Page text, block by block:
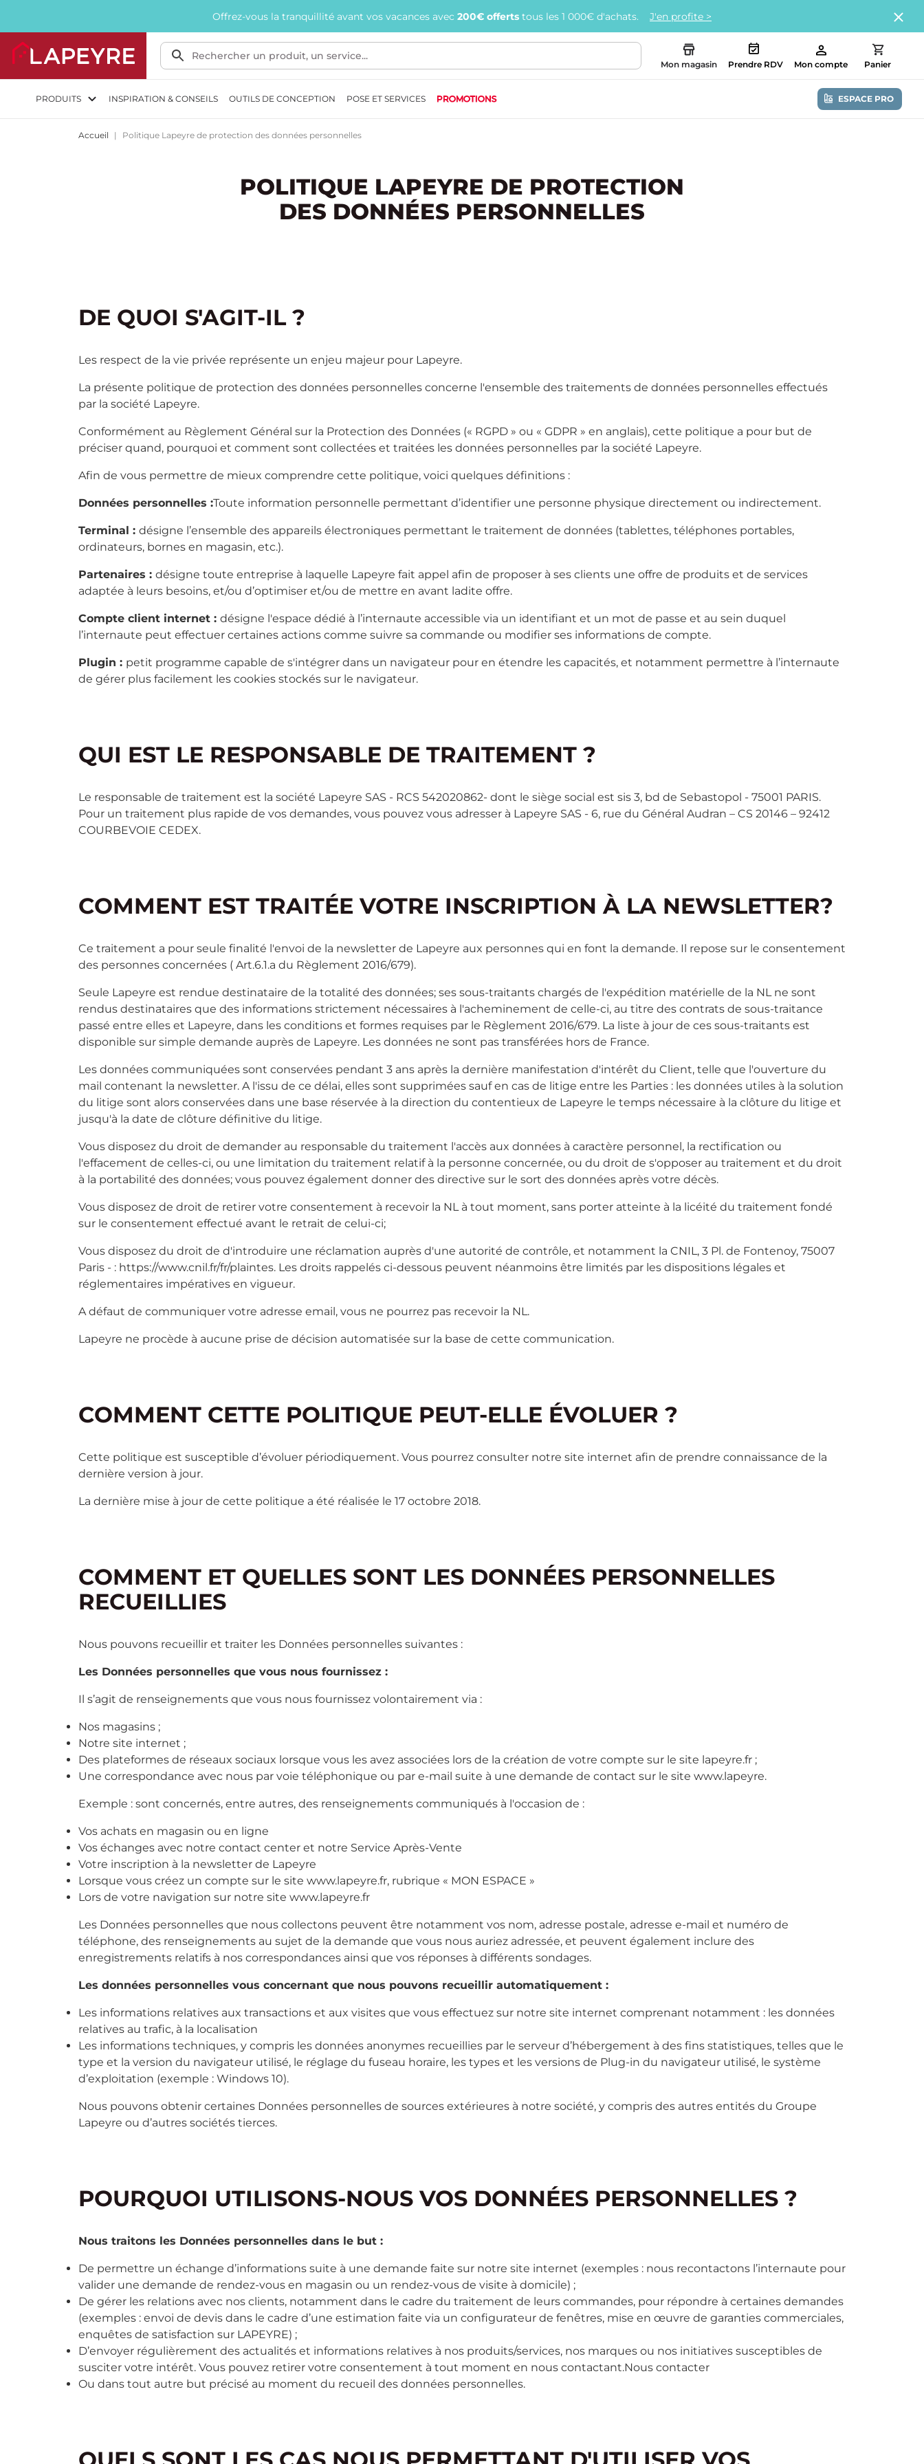
Offrez-vous la tranquillité avant vos vacances avec 200€ offerts tous les 1 000€ d'achats. J'en profite >
Mon magasin Prendre RDV Mon compte Panier
PRODUITS INSPIRATION & CONSEILS OUTILS DE CONCEPTION POSE ET SERVICES PROMOTIONS ESPACE PRO
Accueil Politique Lapeyre de protection des données personnelles
POLITIQUE LAPEYRE DE PROTECTION
DES DONNÉES PERSONNELLES
DE QUOI S'AGIT-IL ?
Les respect de la vie privée représente un enjeu majeur pour Lapeyre.
La présente politique de protection des données personnelles concerne l'ensemble des traitements de données personnelles effectués
par la société Lapeyre.
Conformément au Règlement Général sur la Protection des Données (« RGPD » ou « GDPR » en anglais), cette politique a pour but de
préciser quand, pourquoi et comment sont collectées et traitées les données personnelles par la société Lapeyre.
Afin de vous permettre de mieux comprendre cette politique, voici quelques définitions :
Données personnelles :Toute information personnelle permettant d’identifier une personne physique directement ou indirectement.
Terminal : désigne l’ensemble des appareils électroniques permettant le traitement de données (tablettes, téléphones portables,
ordinateurs, bornes en magasin, etc.).
Partenaires : désigne toute entreprise à laquelle Lapeyre fait appel afin de proposer à ses clients une offre de produits et de services
adaptée à leurs besoins, et/ou d’optimiser et/ou de mettre en avant ladite offre.
Compte client internet : désigne l'espace dédié à l’internaute accessible via un identifiant et un mot de passe et au sein duquel
l’internaute peut effectuer certaines actions comme suivre sa commande ou modifier ses informations de compte.
Plugin : petit programme capable de s'intégrer dans un navigateur pour en étendre les capacités, et notamment permettre à l’internaute
de gérer plus facilement les cookies stockés sur le navigateur.
QUI EST LE RESPONSABLE DE TRAITEMENT ?
Le responsable de traitement est la société Lapeyre SAS - RCS 542020862- dont le siège social est sis 3, bd de Sebastopol - 75001 PARIS.
Pour un traitement plus rapide de vos demandes, vous pouvez vous adresser à Lapeyre SAS - 6, rue du Général Audran – CS 20146 – 92412
COURBEVOIE CEDEX.
COMMENT EST TRAITÉE VOTRE INSCRIPTION À LA NEWSLETTER?
Ce traitement a pour seule finalité l'envoi de la newsletter de Lapeyre aux personnes qui en font la demande. Il repose sur le consentement
des personnes concernées ( Art.6.1.a du Règlement 2016/679).
Seule Lapeyre est rendue destinataire de la totalité des données; ses sous-traitants chargés de l'expédition matérielle de la NL ne sont
rendus destinataires que des informations strictement nécessaires à l'acheminement de celle-ci, au titre des contrats de sous-traitance
passé entre elles et Lapeyre, dans les conditions et formes requises par le Règlement 2016/679. La liste à jour de ces sous-traitants est
disponible sur simple demande auprès de Lapeyre. Les données ne sont pas transférées hors de France.
Les données communiquées sont conservées pendant 3 ans après la dernière manifestation d'intérêt du Client, telle que l'ouverture du
mail contenant la newsletter. A l'issu de ce délai, elles sont supprimées sauf en cas de litige entre les Parties : les données utiles à la solution
du litige sont alors conservées dans une base réservée à la direction du contentieux de Lapeyre le temps nécessaire à la clôture du litige et
jusqu'à la date de clôture définitive du litige.
Vous disposez du droit de demander au responsable du traitement l'accès aux données à caractère personnel, la rectification ou
l'effacement de celles-ci, ou une limitation du traitement relatif à la personne concernée, ou du droit de s'opposer au traitement et du droit
à la portabilité des données; vous pouvez également donner des directive sur le sort des données après votre décès.
Vous disposez de droit de retirer votre consentement à recevoir la NL à tout moment, sans porter atteinte à la licéité du traitement fondé
sur le consentement effectué avant le retrait de celui-ci;
Vous disposez du droit de d'introduire une réclamation auprès d'une autorité de contrôle, et notamment la CNIL, 3 Pl. de Fontenoy, 75007
Paris - : https://www.cnil.fr/fr/plaintes. Les droits rappelés ci-dessous peuvent néanmoins être limités par les dispositions légales et
réglementaires impératives en vigueur.
A défaut de communiquer votre adresse email, vous ne pourrez pas recevoir la NL.
Lapeyre ne procède à aucune prise de décision automatisée sur la base de cette communication.
COMMENT CETTE POLITIQUE PEUT-ELLE ÉVOLUER ?
Cette politique est susceptible d’évoluer périodiquement. Vous pourrez consulter notre site internet afin de prendre connaissance de la
dernière version à jour.
La dernière mise à jour de cette politique a été réalisée le 17 octobre 2018.
COMMENT ET QUELLES SONT LES DONNÉES PERSONNELLES
RECUEILLIES
Nous pouvons recueillir et traiter les Données personnelles suivantes :
Les Données personnelles que vous nous fournissez :
Il s’agit de renseignements que vous nous fournissez volontairement via :
Nos magasins ;
Notre site internet ;
Des plateformes de réseaux sociaux lorsque vous les avez associées lors de la création de votre compte sur le site lapeyre.fr ;
Une correspondance avec nous par voie téléphonique ou par e-mail suite à une demande de contact sur le site www.lapeyre.
Exemple : sont concernés, entre autres, des renseignements communiqués à l'occasion de :
Vos achats en magasin ou en ligne
Vos échanges avec notre contact center et notre Service Après-Vente
Votre inscription à la newsletter de Lapeyre
Lorsque vous créez un compte sur le site www.lapeyre.fr, rubrique « MON ESPACE »
Lors de votre navigation sur notre site www.lapeyre.fr
Les Données personnelles que nous collectons peuvent être notamment vos nom, adresse postale, adresse e-mail et numéro de
téléphone, des renseignements au sujet de la demande que vous nous auriez adressée, et peuvent également inclure des
enregistrements relatifs à nos correspondances ainsi que vos réponses à différents sondages.
Les données personnelles vous concernant que nous pouvons recueillir automatiquement :
Les informations relatives aux transactions et aux visites que vous effectuez sur notre site internet comprenant notamment : les données
relatives au trafic, à la localisation
Les informations techniques, y compris les données anonymes recueillies par le serveur d’hébergement à des fins statistiques, telles que le
type et la version du navigateur utilisé, le réglage du fuseau horaire, les types et les versions de Plug-in du navigateur utilisé, le système
d’exploitation (exemple : Windows 10).
Nous pouvons obtenir certaines Données personnelles de sources extérieures à notre société, y compris des autres entités du Groupe
Lapeyre ou d’autres sociétés tierces.
POURQUOI UTILISONS-NOUS VOS DONNÉES PERSONNELLES ?
Nous traitons les Données personnelles dans le but :
De permettre un échange d’informations suite à une demande faite sur notre site internet (exemples : nous recontactons l’internaute pour
valider une demande de rendez-vous en magasin ou un rendez-vous de visite à domicile) ;
De gérer les relations avec nos clients, notamment dans le cadre du traitement de leurs commandes, pour répondre à certaines demandes
(exemples : envoi de devis dans le cadre d’une estimation faite via un configurateur de fenêtres, mise en œuvre de garanties commerciales,
enquêtes de satisfaction sur LAPEYRE) ;
D’envoyer régulièrement des actualités et informations relatives à nos produits/services, nos marques ou nos initiatives susceptibles de
susciter votre intérêt. Vous pouvez retirer votre consentement à tout moment en nous contactant.Nous contacter
Ou dans tout autre but précisé au moment du recueil des données personnelles.